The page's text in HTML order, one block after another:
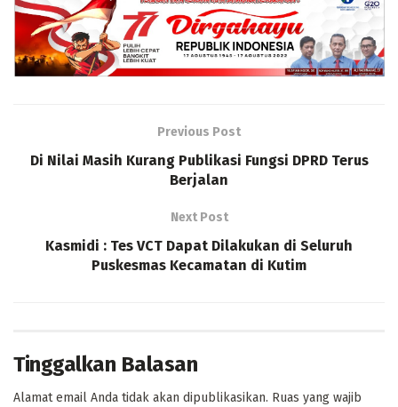
Previous Post
Di Nilai Masih Kurang Publikasi Fungsi DPRD Terus
Berjalan
Next Post
Kasmidi : Tes VCT Dapat Dilakukan di Seluruh
Puskesmas Kecamatan di Kutim
Tinggalkan Balasan
Alamat email Anda tidak akan dipublikasikan. Ruas yang wajib